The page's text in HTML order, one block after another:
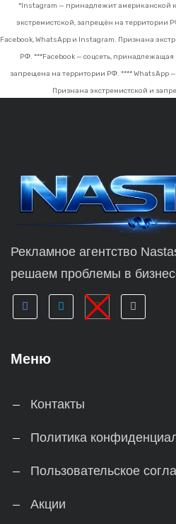
*Instagram — принадлежит американской
экстремистской, запрещён на территории
Facebook, WhatsApp и Instagram. Признана
РФ. ***Facebook — соцсеть,
запрещена на территории РФ. **** WhatsApp
Признана экстремистской и
Рекламное агентство
решаем проблемы в
Меню
Контакты
Политика
Пользовательское
Акции